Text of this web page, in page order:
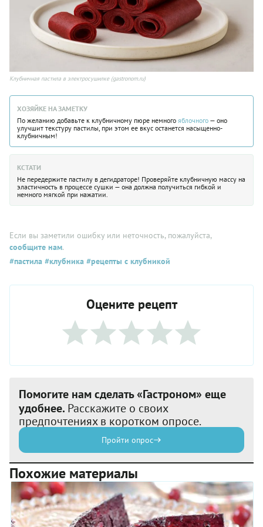
Клубничная пастила в электросушилке (gastronom.ru)
ХОЗЯЙКЕ НА ЗАМЕТКУ
По желанию добавьте к клубничному пюре немного яблочного — оно
улучшит текстуру пастилы, при этом ее вкус останется насыщенно-
клубничным!
КСТАТИ
Не передержите пастилу в дегидраторе! Проверяйте клубничную массу на
эластичность в процессе сушки — она должна получиться гибкой и
немного мягкой при нажатии.
Если вы заметили ошибку или неточность, пожалуйста,
сообщите нам.
#пастила #клубника #рецепты с клубникой
Оцените рецепт
Помогите нам сделать «Гастроном» еще
удобнее. Расскажите о своих
предпочтениях в коротком опросе.
Пройти опрос
Похожие материалы